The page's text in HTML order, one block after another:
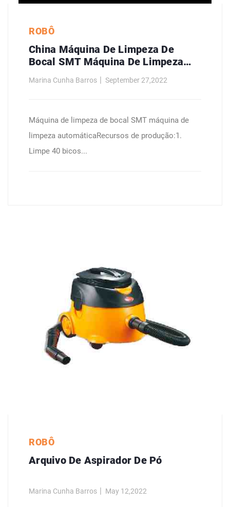
ROBÔ
China Máquina De Limpeza De
Bocal SMT Máquina De Limpeza
Automática Fabricantes
Marina Cunha Barros September 27,2022
Máquina de limpeza de bocal SMT máquina de
limpeza automáticaRecursos de produção:1.
Limpe 40 bicos...
ROBÔ
Arquivo De Aspirador De Pó
Marina Cunha Barros May 12,2022